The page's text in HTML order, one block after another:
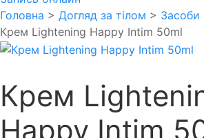
Головна > Догляд за тілом > Засоби
Крем Lightening Happy Intim 50ml
Крем
Happy Intim